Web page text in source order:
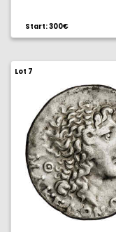
debajo
Start: 300€
Lot 7